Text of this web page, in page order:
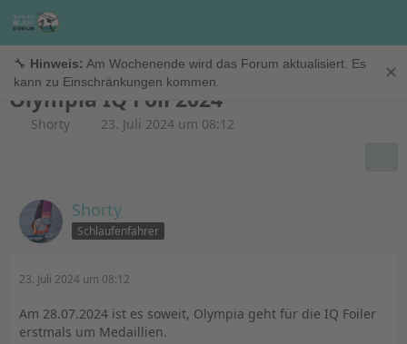
🔧 Hinweis: Am Wochenende wird das Forum aktualisiert. Es
kann zu Einschränkungen kommen.
✕
Regattainfo
Olympia IQ Foil 2024
Shorty 23. Juli 2024 um 08:12
Shorty
Schlaufenfahrer
23. Juli 2024 um 08:12
Am 28.07.2024 ist es soweit, Olympia geht für die IQ Foiler
erstmals um Medaillien.